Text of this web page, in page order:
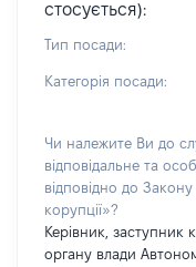
стосується):
Тип посади:
Категорія посади:
Чи належите Ви до
відповідальне та
відповідно до
корупції»?
Керівник, заступник
органу влади